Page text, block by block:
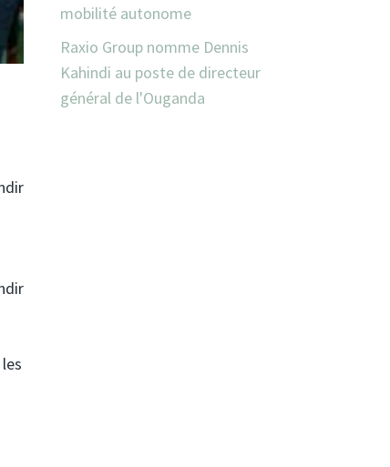
mobilité autonome
Raxio Group nomme Dennis
Kahindi au poste de directeur
général de l'Ouganda